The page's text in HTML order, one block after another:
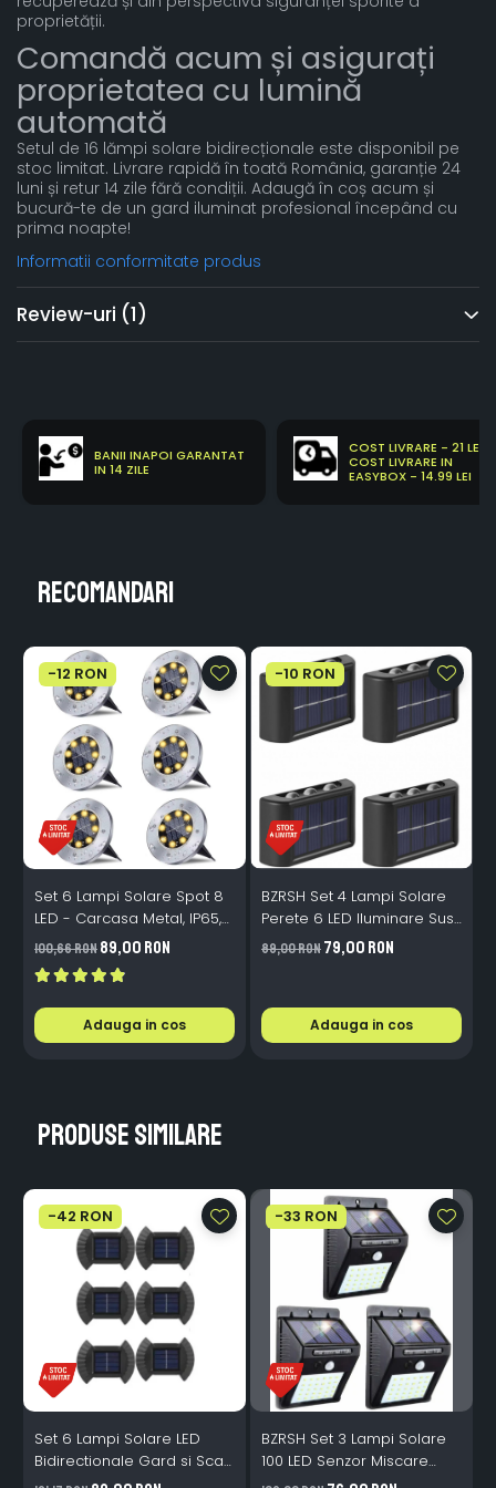
proprietății.
Comandă acum și asigurați
proprietatea cu lumină
automată
Setul de 16 lămpi solare bidirecționale este disponibil pe
stoc limitat. Livrare rapidă în toată România, garanție 24
luni și retur 14 zile fără condiții. Adaugă în coș acum și
bucură-te de un gard iluminat profesional începând cu
prima noapte!
Informatii conformitate produs
Review-uri (1)
BANII INAPOI GARANTAT
IN 14 ZILE
COST LIVRARE - 21 LEI
COST LIVRARE IN
EASYBOX - 14.99 LEI
Recomandari
-12 RON
Set 6 Lampi Solare Spot 8
LED - Carcasa Metal, IP65,
Alb Cald, Gradina Exterior
100,66 RON89,00 RON
Adauga in cos
-10 RON
BZRSH Set 4 Lampi Solare
Perete 6 LED Iluminare Sus-
Jos Alb Cald Aplica
89,00 RON79,00 RON
Adauga in cos
Produse similare
-42 RON
Set 6 Lampi Solare LED
Bidirectionale Gard si Scari
- 200mAh, IP65, Alb Cald,
-33 RON
BZRSH Set 3 Lampi Solare
100 LED Senzor Miscare
Lumina 120° IP65 ABS